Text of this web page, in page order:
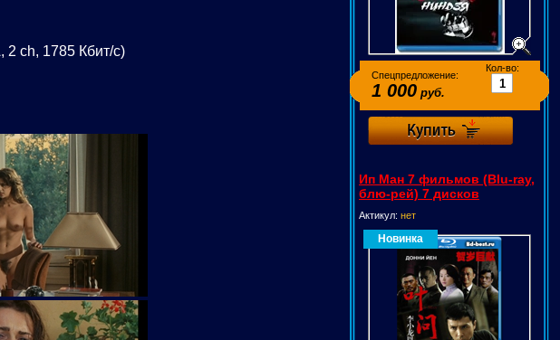
2 ch, 1785 Кбит/с)
Спецпредложение:
1 000 руб.
Кол-во:
Ип Ман 7 фильмов (Blu-ray,
блю-рей) 7 дисков
Актикул: нет
Новинка